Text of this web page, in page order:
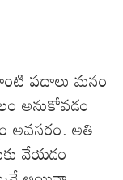
పదాలు మనం
అనుకోవడం
అవసరం. అతి
వేయడం